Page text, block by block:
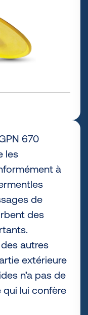
670
les
à
de
des
autres
extérieure
n’a pas de
qui lui confère